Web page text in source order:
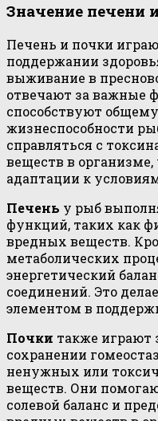
Значение печени
Печень и почки
поддержании
выживание в
отвечают за важные
способствуют
жизнеспособности
справляться с
веществ в
адаптации к
Печень у рыб
функций, таких как
вредных веществ.
метаболических
энергетический
соединений. Это
элементом в
Почки также играют
сохранении
ненужных или
веществ. Они
солевой баланс и